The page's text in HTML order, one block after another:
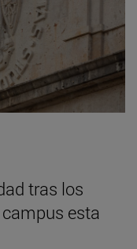
tras los
esta